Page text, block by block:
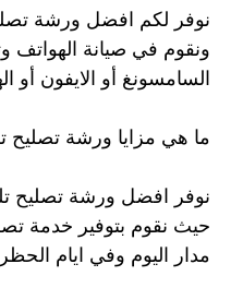
نوفر لكم افضل ورشة
ونقوم في صيانة الهواتف
السامسونغ أو الايفون
ما هي مزايا ورشة تصليح
نوفر افضل ورشة تصليح
حيث نقوم بتوفير خدمة
مدار اليوم وفي ايام الحظر